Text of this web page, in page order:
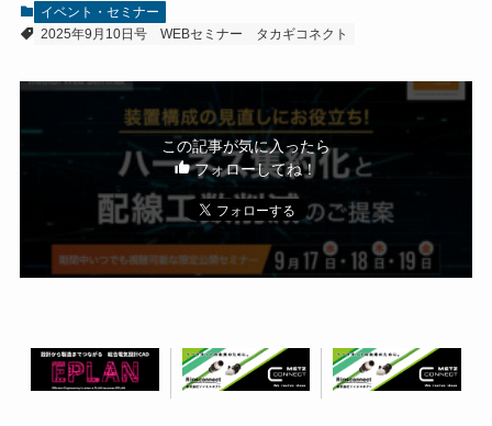
イベント・セミナー
2025年9月10日号
WEBセミナー タカギコネクト
この記事が気に入ったら
フォローしてね！